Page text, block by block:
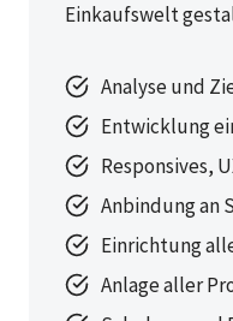
Einkaufswelt
Analyse und
Entwicklung
Responsives,
Anbindung an
Einrichtung
Anlage aller